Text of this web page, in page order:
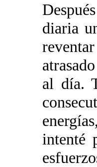
diaria
al día.
intenté